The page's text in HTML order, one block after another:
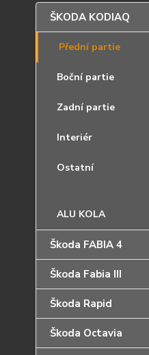
ŠKODA KODIAQ
Přední partie
Boční partie
Zadní partie
Interiér
Ostatní
ALU KOLA
Škoda FABIA 4
Škoda Fabia III
Škoda Rapid
Škoda Octavia